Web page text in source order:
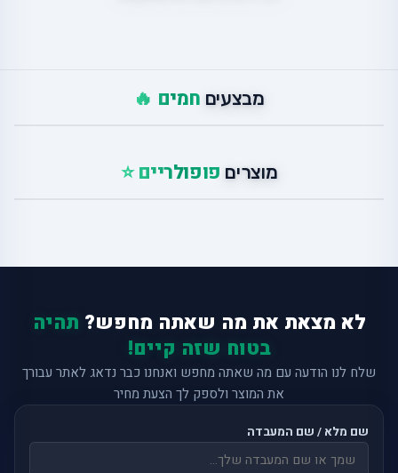
מבצעים חמים 🔥
מוצרים פופולריים ⭐
לא מצאת את מה שאתה מחפש? תהיה
בטוח שזה קיים!
שלח לנו הודעה עם מה שאתה מחפש ואנחנו כבר נדאג לאתר עבורך
את המוצר ולספק לך הצעת מחיר
שם מלא / שם המעבדה